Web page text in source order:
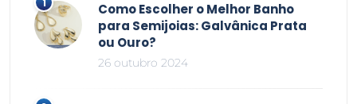
Como Escolher o Melhor Banho
para Semijoias: Galvânica Prata
ou Ouro?
26 outubro 2024